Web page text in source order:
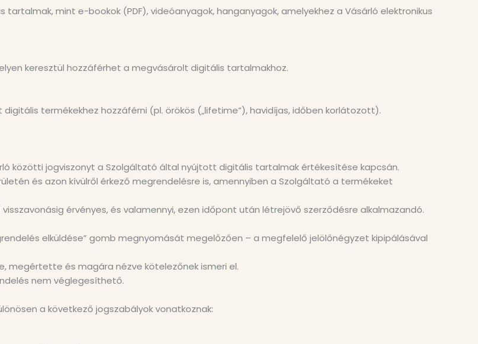
mint e-bookok (PDF), videóanyagok, hanganyagok, amelyekhez a Vásárló elektronikus
keresztül hozzáférhet a megvásárolt digitális tartalmakhoz.
termékekhez hozzáférni (pl. örökös („lifetime”), havidíjas, időben korlátozott).
közötti jogviszonyt a Szolgáltató által nyújtott digitális tartalmak értékesítése kapcsán.
és azon kívülről érkező megrendelésre is, amennyiben a Szolgáltató a termékeket
érvényes, és valamennyi, ezen időpont után létrejövő szerződésre alkalmazandó.
elküldése” gomb megnyomását megelőzően – a megfelelő jelölőnégyzet kipipálásával
megértette és magára nézve kötelezőnek ismeri el.
nem véglegesíthető.
a következő jogszabályok vonatkoznak: